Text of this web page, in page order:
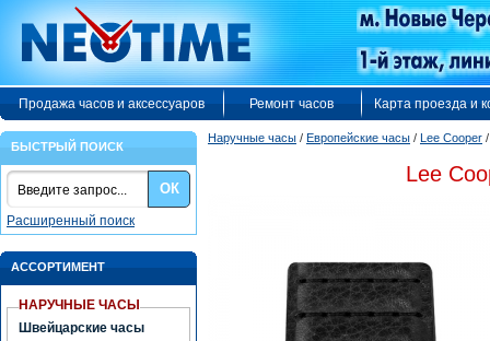
Продажа часов и аксессуаров Ремонт часов Карта проезда и
БЫСТРЫЙ ПОИСК
ОК
Расширенный поиск
АССОРТИМЕНТ
НАРУЧНЫЕ ЧАСЫ
Швейцарские часы
Наручные часы / Европейские часы / Lee Cooper
Lee